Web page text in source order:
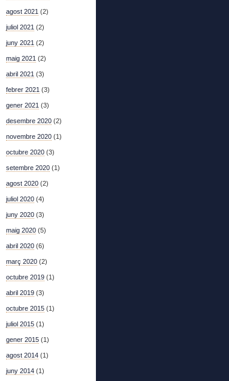
agost 2021 (2)
juliol 2021 (2)
juny 2021 (2)
maig 2021 (2)
abril 2021 (3)
febrer 2021 (3)
gener 2021 (3)
desembre 2020 (2)
novembre 2020 (1)
octubre 2020 (3)
setembre 2020 (1)
agost 2020 (2)
juliol 2020 (4)
juny 2020 (3)
maig 2020 (5)
abril 2020 (6)
març 2020 (2)
octubre 2019 (1)
abril 2019 (3)
octubre 2015 (1)
juliol 2015 (1)
gener 2015 (1)
agost 2014 (1)
juny 2014 (1)